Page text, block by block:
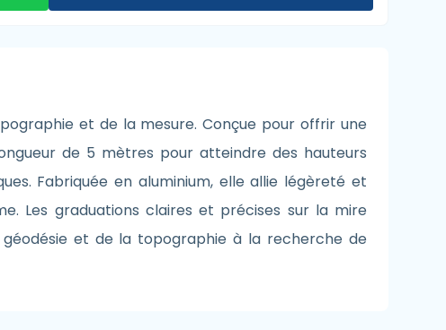
et de la mesure. Conçue pour offrir une
de 5 mètres pour atteindre des hauteurs
Fabriquée en aluminium, elle allie légèreté et
Les graduations claires et précises sur la mire
et de la topographie à la recherche de